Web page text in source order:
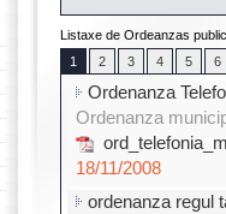
Listaxe de Ordeanzas
1
2 3 4 5 6
Ordenanza
Ordenanza
18/11/2008
ordenanza regul